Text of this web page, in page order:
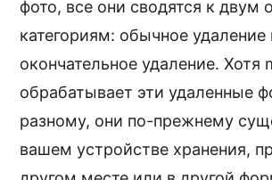
фото, все они сводятся к двум
категориям: обычное удаление
окончательное удаление. Хотя
обрабатывает эти удаленные
разному, они по-прежнему
вашем устройстве хранения,